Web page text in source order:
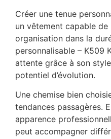
Créer une tenue
un vêtement capable de
organisation dans la
personnalisable – K509
attente grâce à son
potentiel d’évolution.
Une chemise bien
tendances passagères.
apparence
peut accompagner